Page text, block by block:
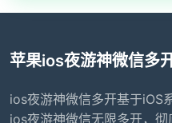
苹果ios夜游神微信多
ios夜游神微信多开基于iOS
ios夜游神微信无限多开，